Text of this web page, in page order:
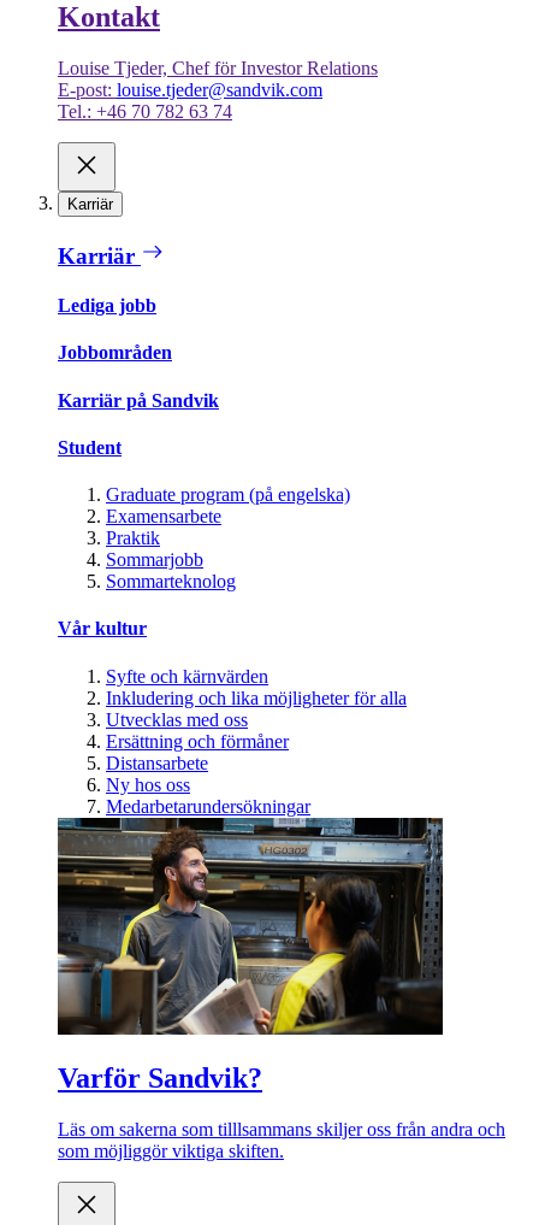
Kontakt
Louise Tjeder, Chef för Investor Relations
E-post: louise.tjeder@sandvik.com
Tel.: +46 70 782 63 74
Karriär
Karriär
Lediga jobb
Jobbområden
Karriär på Sandvik
Student
Graduate program (på engelska)
Examensarbete
Praktik
Sommarjobb
Sommarteknolog
Vår kultur
Syfte och kärnvärden
Inkludering och lika möjligheter för alla
Utvecklas med oss
Ersättning och förmåner
Distansarbete
Ny hos oss
Medarbetarundersökningar
Varför Sandvik?
Läs om sakerna som tilllsammans skiljer oss från andra och
som möjliggör viktiga skiften.